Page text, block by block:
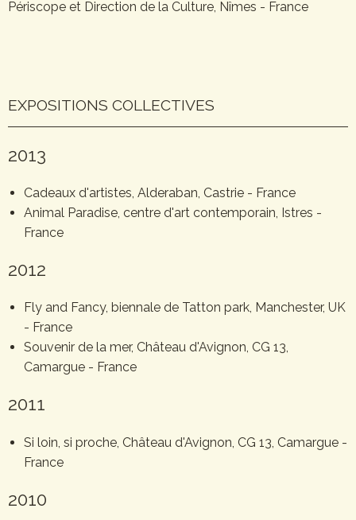
Périscope et Direction de la Culture, Nîmes - France
EXPOSITIONS COLLECTIVES
2013
Cadeaux d'artistes, Alderaban, Castrie - France
Animal Paradise, centre d'art contemporain, Istres -
France
2012
Fly and Fancy, biennale de Tatton park, Manchester, UK
- France
Souvenir de la mer, Château d'Avignon, CG 13,
Camargue - France
2011
Si loin, si proche, Château d'Avignon, CG 13, Camargue -
France
2010